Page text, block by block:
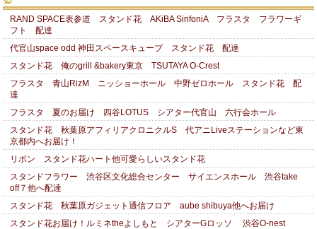
RAND SPACE表参道 スタンド花 AKiBA SinfoniA フラスタ フラワーギ
フト 配達
代官山space odd 神田スペースキューブ スタンド花 配達
スタンド花 俺のgrill &bakery東京 TSUTAYA O-Crest
フラスタ 青山RizM ニッショーホール 中野ゼロホール スタンド花 配
達
フラスタ 夏のお届け 四谷LOTUS シアター代官山 六行会ホール
スタンド花 秋葉原アフィリアクロニクルS 代アニLiveステーションなど東
京都内へお届け！
リボン スタンド花ハート他可愛らしいスタンド花
スタンドフラワー 渋谷区文化総合センター サイエンスホール 渋谷take
off７他へ配達
スタンド花 秋葉原ガジェット通信フロア aube shibuya他へお届け
スタンド花お届け！ルミネtheよしもと シアターGロッソ 渋谷O-nest